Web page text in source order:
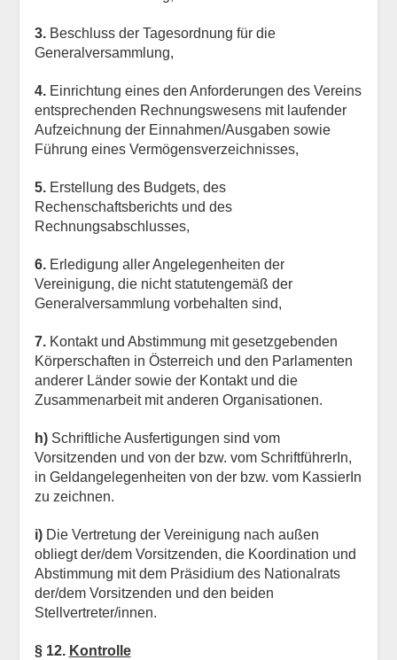
3.Beschluss der Tagesordnung für die
Generalversammlung,
4.Einrichtung eines den Anforderungen des Vereins
entsprechenden Rechnungswesens mit laufender
Aufzeichnung der Einnahmen/Ausgaben sowie
Führung eines Vermögensverzeichnisses,
5.Erstellung des Budgets, des
Rechenschaftsberichts und des
Rechnungsabschlusses,
6.Erledigung aller Angelegenheiten der
Vereinigung, die nicht statutengemäß der
Generalversammlung vorbehalten sind,
7.Kontakt und Abstimmung mit gesetzgebenden
Körperschaften in Österreich und den Parlamenten
anderer Länder sowie der Kontakt und die
Zusammenarbeit mit anderen Organisationen.
h)Schriftliche Ausfertigungen sind vom
Vorsitzenden und von der bzw. vom SchriftführerIn,
in Geldangelegenheiten von der bzw. vom KassierIn
zu zeichnen.
i)Die Vertretung der Vereinigung nach außen
obliegt der/dem Vorsitzenden, die Koordination und
Abstimmung mit dem Präsidium des Nationalrats
der/dem Vorsitzenden und den beiden
Stellvertreter/innen.
§ 12. Kontrolle